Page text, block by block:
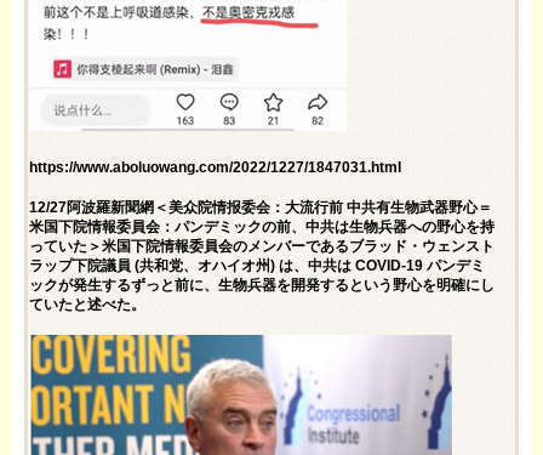
https://www.aboluowang.com/2022/1227/1847031.html
12/27阿波羅新聞網＜美众院情报委会：大流行前 中共有生物武器野心＝
米国下院情報委員会：パンデミックの前、中共は生物兵器への野心を持
っていた＞米国下院情報委員会のメンバーであるブラッド・ウェンスト
ラップ下院議員 (共和党、オハイオ州) は、中共は COVID-19 パンデミ
ックが発生するずっと前に、生物兵器を開発するという野心を明確にし
ていたと述べた。